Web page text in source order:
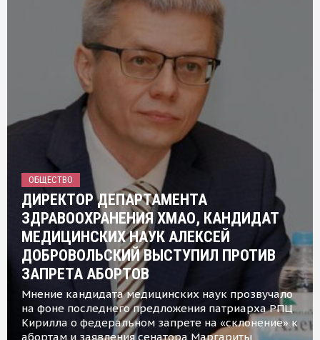
ОБЩЕСТВО
ДИРЕКТОР ДЕПАРТАМЕНТА
ЗДРАВООХРАНЕНИЯ ХМАО, КАНДИДАТ
МЕДИЦИНСКИХ НАУК АЛЕКСЕЙ
ДОБРОВОЛЬСКИЙ ВЫСТУПИЛ ПРОТИВ
ЗАПРЕТА АБОРТОВ
Мнение кандидата медицинских наук прозвучало
на фоне последнего предложения патриарха РПЦ
Кирилла о федеральном запрете на «склонение» к
абортам и заявления сенатора Маргариты